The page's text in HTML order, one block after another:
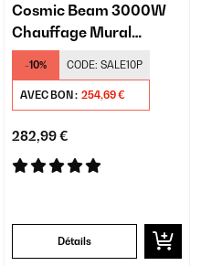
Cosmic Beam 3000W
Chauffage Mural
Infrarouge Noir
-10% CODE: SALE10P
AVEC BON : 254,69 €
282,99 €
Détails